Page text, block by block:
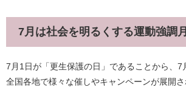
7月は社会を明るくする運動強調
7月1日が「更生保護の日」であることから、7
全国各地で様々な催しやキャンペーンが展開さ